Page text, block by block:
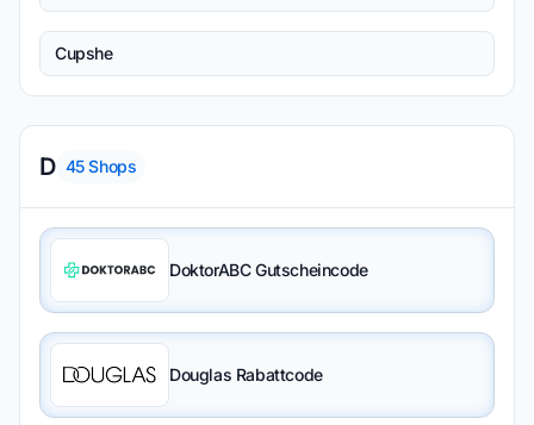
Cupshe
D 45Shops
DoktorABC Gutscheincode
Douglas Rabattcode